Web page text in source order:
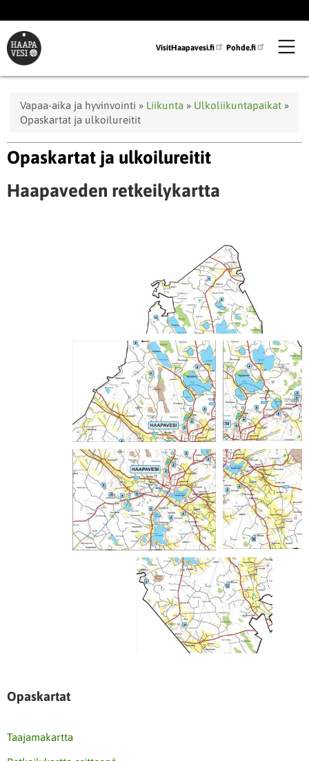
pääsisältöön
VisitHaapavesi.fi Pohde.fi
Murupolku
Vapaa-aika ja hyvinvointi Liikunta
Ulkoliikuntapaikat
Opaskartat ja ulkoilureitit
Opaskartat ja ulkoilureitit
Haapaveden retkeilykartta
Opaskartat
Taajamakartta